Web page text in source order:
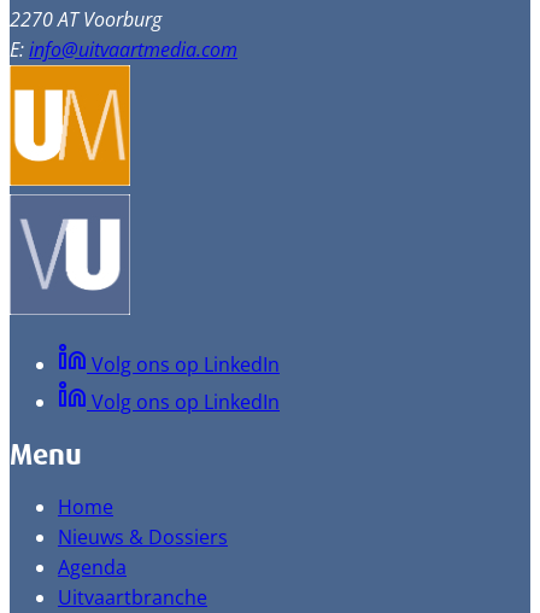
2270 AT Voorburg
E:info@uitvaartmedia.com
Volg ons op LinkedIn
Volg ons op LinkedIn
Menu
Home
Nieuws & Dossiers
Agenda
Uitvaartbranche